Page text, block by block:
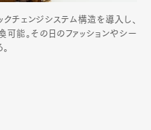
チェンジシステム構造を導入し、
能。その日のファッションやシー